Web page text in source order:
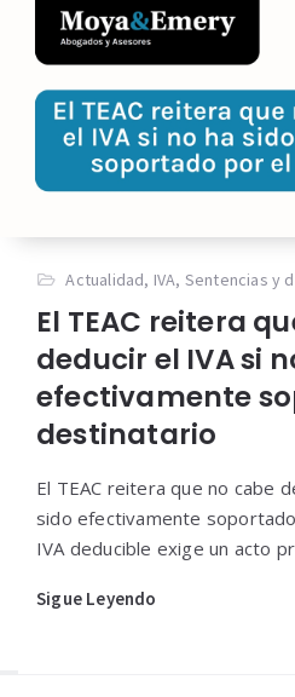
Actualidad, IVA, Sentencias y
El TEAC reitera
deducir el IVA si
efectivamente
destinatario
El TEAC reitera que no cabe
sido efectivamente
IVA deducible exige un acto
Sigue Leyendo